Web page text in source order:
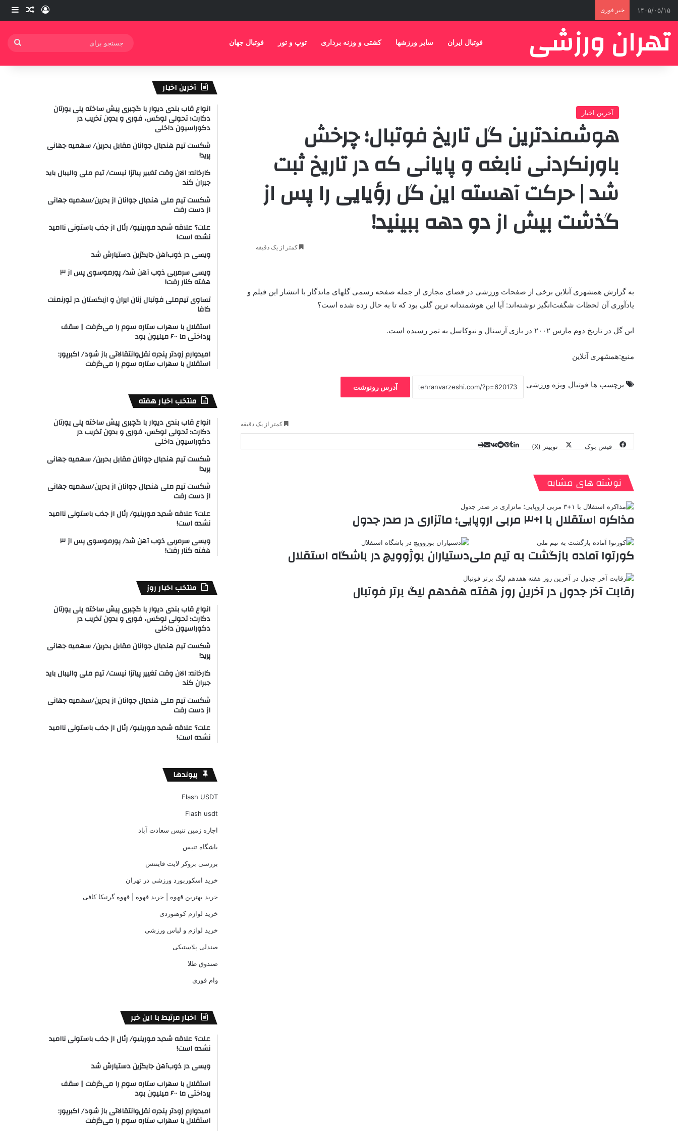
۱۴۰۵/۰۵/۱۵ خبر فوری ورود نوشته
تهران ورزشی فوتبال ایران سایر ورزشها کشتی و وزنه برداری توپ و تور فوتبال جهان
آخرین اخبار
هوشمندترین گل تاریخ فوتبال؛ چرخش
باورنکردنی نابغه و پایانی که در تاریخ ثبت
شد | حرکت آهسته این گل رؤیایی را پس از
گذشت بیش از دو دهه ببینید!
کمتر از یک دقیقه
به گزارش همشهری آنلاین برخی از صفحات ورزشی در فضای مجازی از جمله صفحه رسمی گلهای ماندگار با انتشار این فیلم و
یادآوری آن لحظات شگفت‌انگیز نوشته‌اند: آیا این هوشمندانه ترین گلی بود که تا به حال زده شده است؟
این گل در تاریخ دوم مارس ۲۰۰۲ در بازی آرسنال و نیوکاسل به ثمر رسیده است.
منبع:همشهری آنلاین
برچسب ها فوتبال ویژه ورزشی آدرس رونوشت
کمتر از یک دقیقه
فیس بوک توییتر (X)
ن
ر
س
ت
a
k
م
ه
نوشته های مشابه
مذاکره استقلال با ۱+۳ مربی اروپایی؛ ماتزاری در صدر جدول
کورتوا آماده بازگشت به تیم ملیدستیاران بوژوویچ در باشگاه استقلال
رقابت آخر جدول در آخرین روز هفته هفدهم لیگ برتر فوتبال
آخرین اخبار
انواع قاب بندی دیوار با گچبری پیش ساخته پلی یورتان
دکارت؛ تحولی لوکس، فوری و بدون تخریب در
دکوراسیون داخلی
شکست تیم هندبال جوانان مقابل بحرین/ سهمیه جهانی
پرید!
کارخانه: الان وقت تغییر پیاتزا نیست/ تیم ملی والیبال باید
جبران کند
شکست تیم ملی هندبال جوانان از بحرین/سهمیه جهانی
از دست رفت
علت؟ علاقه شدید مورینیو/ رئال از جذب باستونی ناامید
نشده است!
ویسی در ذوب‌آهن جایگزین دستیارش شد
ویسی سرمربی ذوب آهن شد/ پورموسوی پس از ۳
هفته کنار رفت!
تساوی تیم‌ملی فوتبال زنان ایران و ازبکستان در تورنمنت
کافا
استقلال با سهراب ستاره سوم را می‌گرفت | سقف
پرداختی ما ۶۰۰ میلیون بود
امیدوارم زودتر پنجره نقل‌وانتقالاتی باز شود/ اکبرپور:
استقلال با سهراب ستاره سوم را می‌گرفت
منتخب اخبار هفته
انواع قاب بندی دیوار با گچبری پیش ساخته پلی یورتان
دکارت؛ تحولی لوکس، فوری و بدون تخریب در
دکوراسیون داخلی
شکست تیم هندبال جوانان مقابل بحرین/ سهمیه جهانی
پرید!
شکست تیم ملی هندبال جوانان از بحرین/سهمیه جهانی
از دست رفت
علت؟ علاقه شدید مورینیو/ رئال از جذب باستونی ناامید
نشده است!
ویسی سرمربی ذوب آهن شد/ پورموسوی پس از ۳
هفته کنار رفت!
منتخب اخبار روز
انواع قاب بندی دیوار با گچبری پیش ساخته پلی یورتان
دکارت؛ تحولی لوکس، فوری و بدون تخریب در
دکوراسیون داخلی
شکست تیم هندبال جوانان مقابل بحرین/ سهمیه جهانی
پرید!
کارخانه: الان وقت تغییر پیاتزا نیست/ تیم ملی والیبال باید
جبران کند
شکست تیم ملی هندبال جوانان از بحرین/سهمیه جهانی
از دست رفت
علت؟ علاقه شدید مورینیو/ رئال از جذب باستونی ناامید
نشده است!
پیوندها
Flash USDT
Flash usdt
اجاره زمین تنیس سعادت آباد
باشگاه تنیس
بررسی بروکر لایت فایننس
خرید اسکوربورد ورزشی در تهران
خرید بهترین قهوه | خرید قهوه | قهوه گرنیکا کافی
خرید لوازم کوهنوردی
خرید لوازم و لباس ورزشی
صندلی پلاستیکی
صندوق طلا
وام فوری
اخبار مرتبط با این خبر
علت؟ علاقه شدید مورینیو/ رئال از جذب باستونی ناامید
نشده است!
ویسی در ذوب‌آهن جایگزین دستیارش شد
استقلال با سهراب ستاره سوم را می‌گرفت | سقف
پرداختی ما ۶۰۰ میلیون بود
امیدوارم زودتر پنجره نقل‌وانتقالاتی باز شود/ اکبرپور:
استقلال با سهراب ستاره سوم را می‌گرفت